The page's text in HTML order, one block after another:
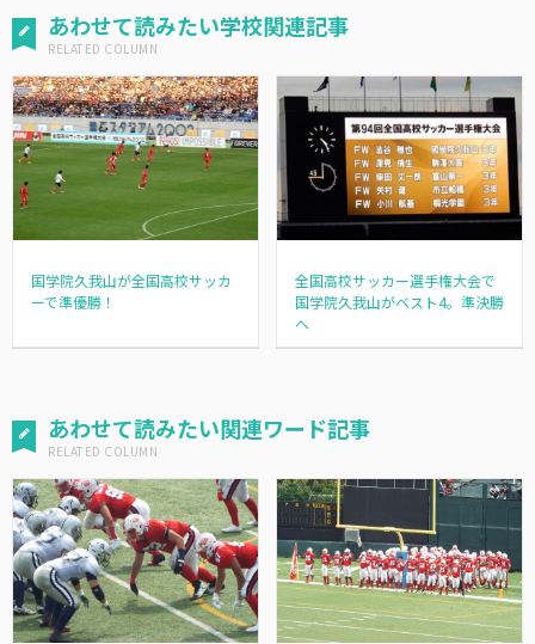
あわせて読みたい学校関連記事
国学院久我山が全国高校サッカ
ーで準優勝！
全国高校サッカー選手権大会で
国学院久我山がベスト4。準決勝
へ
あわせて読みたい関連ワード記事